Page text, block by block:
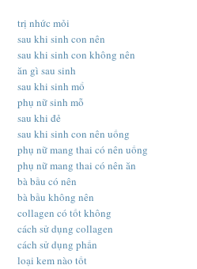
trị nhức mỏi
sau khi sinh con nên
sau khi sinh con không nên
ăn gì sau sinh
sau khi sinh mổ
phụ nữ sinh mỗ
sau khi đẻ
sau khi sinh con nên uống
phụ nữ mang thai có nên uống
phụ nữ mang thai có nên ăn
bà bầu có nên
bà bầu không nên
collagen có tốt không
cách sử dụng collagen
cách sử dụng phấn
loại kem nào tốt